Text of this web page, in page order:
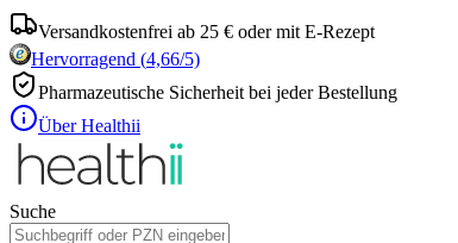
Versandkostenfrei ab 25 € oder mit E-Rezept
Hervorragend (4,66/5)
Pharmazeutische Sicherheit bei jeder Bestellung
Über Healthii
Suche